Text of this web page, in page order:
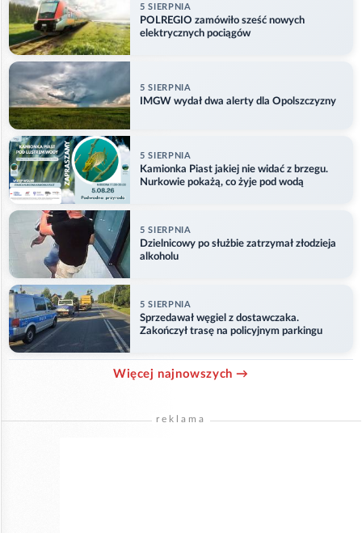
5 SIERPNIA
POLREGIO zamówiło sześć nowych
elektrycznych pociągów
5 SIERPNIA
IMGW wydał dwa alerty dla Opolszczyzny
5 SIERPNIA
Kamionka Piast jakiej nie widać z brzegu.
Nurkowie pokażą, co żyje pod wodą
5 SIERPNIA
Dzielnicowy po służbie zatrzymał złodzieja
alkoholu
5 SIERPNIA
Sprzedawał węgiel z dostawczaka.
Zakończył trasę na policyjnym parkingu
Więcej najnowszych →
reklama